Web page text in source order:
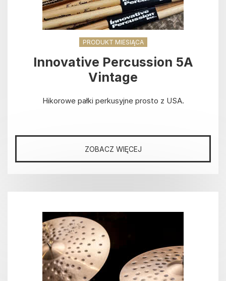
PRODUKT MIESIĄCA
Innovative Percussion 5A
Vintage
Hikorowe pałki perkusyjne prosto z USA.
ZOBACZ WIĘCEJ